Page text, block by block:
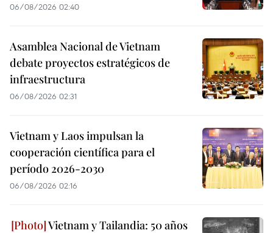
06/08/2026 02:40
Asamblea Nacional de Vietnam
debate proyectos estratégicos de
infraestructura
06/08/2026 02:31
Vietnam y Laos impulsan la
cooperación científica para el
período 2026-2030
06/08/2026 02:16
Vietnam y Tailandia: 50 años